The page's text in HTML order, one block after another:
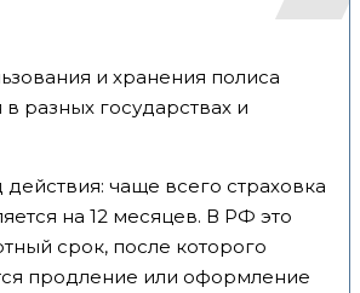
и хранения полиса
разных государствах и
чаще всего страховка
на 12 месяцев. В РФ это
срок, после которого
продление или оформление